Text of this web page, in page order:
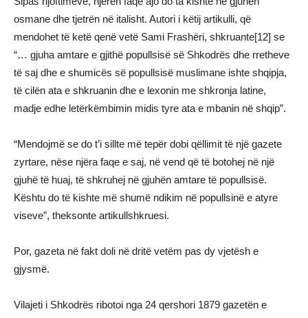
osmane dhe tjetrën në italisht. Autori i këtij artikulli, që
mendohet të ketë qenë vetë Sami Frashëri, shkruante[12] se
“… gjuha amtare e gjithë popullsisë së Shkodrës dhe rretheve
të saj dhe e shumicës së popullsisë muslimane ishte shqipja,
të cilën ata e shkruanin dhe e lexonin me shkronja latine,
madje edhe letërkëmbimin midis tyre ata e mbanin në shqip”.
“Mendojmë se do t’i sillte më tepër dobi qëllimit të një gazete
zyrtare, nëse njëra faqe e saj, në vend që të botohej në një
gjuhë të huaj, të shkruhej në gjuhën amtare të popullsisë.
Kështu do të kishte më shumë ndikim në popullsinë e atyre
viseve”, theksonte artikullshkruesi.
Por, gazeta në fakt doli në dritë vetëm pas dy vjetësh e
gjysmë.
Vilajeti i Shkodrës ribotoi nga 24 qershori 1879 gazetën e